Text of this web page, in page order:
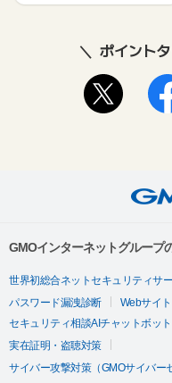
ポイント
GMOインターネットグループ
世界初総合ネットセキュリティサ
パスワード漏洩診断
Webサイ
セキュリティ相談AIチャットボット
実在証明・盗聴対策
サイバー攻撃対策（GMOサイバー